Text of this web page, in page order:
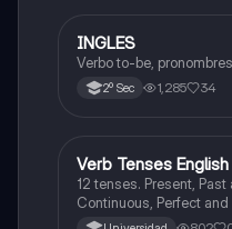
Inglés
INGLES
Verbo to-be,
2º Sec 1,285 34
VInglés
Verb Tenses English
12 tenses. Present, Past
Continuous, Perfect